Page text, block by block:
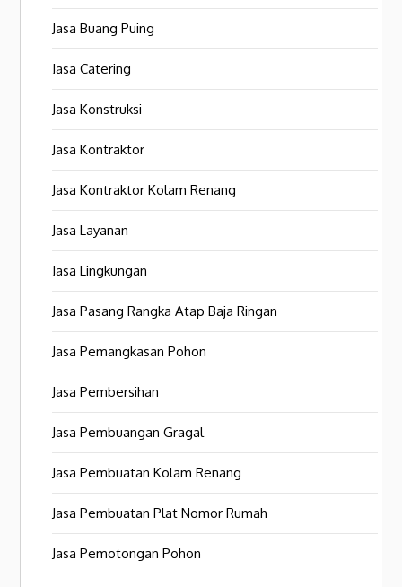
Jasa Buang Puing
Jasa Catering
Jasa Konstruksi
Jasa Kontraktor
Jasa Kontraktor Kolam Renang
Jasa Layanan
Jasa Lingkungan
Jasa Pasang Rangka Atap Baja Ringan
Jasa Pemangkasan Pohon
Jasa Pembersihan
Jasa Pembuangan Gragal
Jasa Pembuatan Kolam Renang
Jasa Pembuatan Plat Nomor Rumah
Jasa Pemotongan Pohon